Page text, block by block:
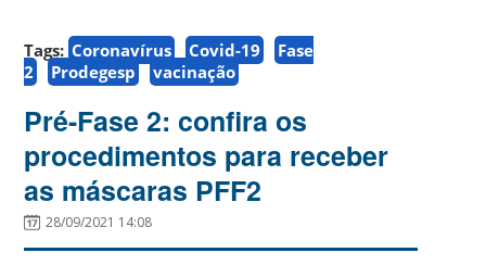
Tags: Coronavírus Covid-19
Fase
2
Prodegesp vacinação
Pré-Fase 2: confira os
procedimentos para receber
as máscaras PFF2
28/09/2021 14:08